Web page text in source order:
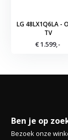
LG 48LX1Q6LA -
TV
€ 1.599,-
Ben je op
Bezoek onze